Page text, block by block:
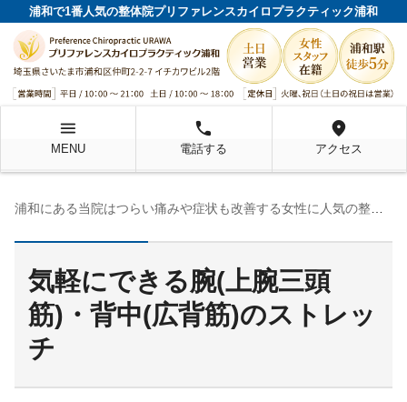
浦和で1番人気の整体院プリファレンスカイロプラクティック浦和
menu
MENU
local_phone
電話する
location_on
アクセス
浦和にある当院はつらい痛みや症状も改善する女性に人気の整体院です！
気軽にできる腕(上腕三頭
筋)・背中(広背筋)のストレッ
チ